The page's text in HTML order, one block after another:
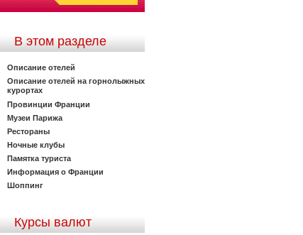
В этом разделе
Описание отелей
Описание отелей на горнолыжных
курортах
Провинции Франции
Музеи Парижа
Рестораны
Ночные клубы
Памятка туриста
Информация о Франции
Шоппинг
Курсы валют